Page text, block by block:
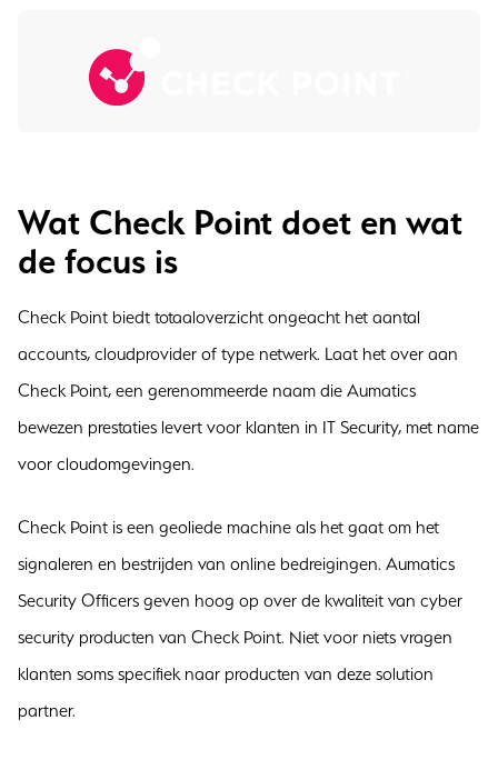
Wat Check Point doet en wat
de focus is
Check Point biedt totaaloverzicht ongeacht het aantal
accounts, cloudprovider of type netwerk. Laat het over aan
Check Point, een gerenommeerde naam die Aumatics
bewezen prestaties levert voor klanten in IT Security, met name
voor cloudomgevingen.
Check Point is een geoliede machine als het gaat om het
signaleren en bestrijden van online bedreigingen. Aumatics
Security Officers geven hoog op over de kwaliteit van cyber
security producten van Check Point. Niet voor niets vragen
klanten soms specifiek naar producten van deze solution
partner.